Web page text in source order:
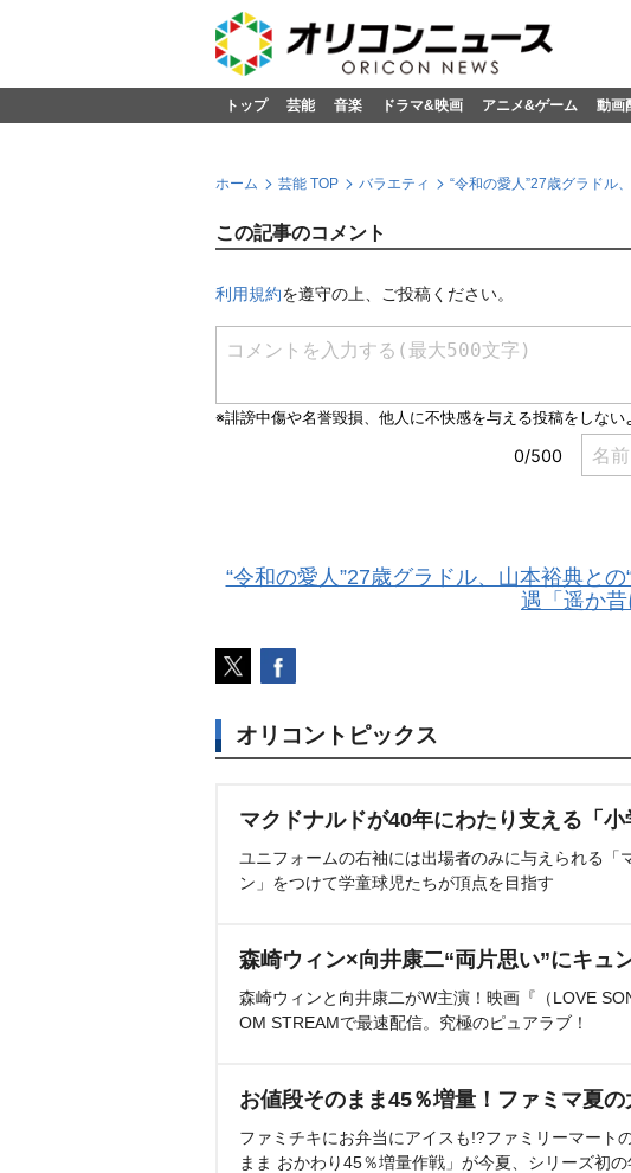
トップ 芸能 音楽 ドラマ&映画 アニメ&ゲーム 動画
ホーム 芸能 TOP バラエティ “令和の愛人”27歳グラドル
この記事のコメント
利用規約を遵守の上、ご投稿ください。
“令和の愛人”27歳グラドル、山本裕典と
遇「遥か昔
オリコントピックス
マクドナルドが40年にわたり支える「小
ユニフォームの右袖には出場者のみに与えられる「
ン」をつけて学童球児たちが頂点を目指す
森崎ウィン×向井康二“両片思い”にキュ
森崎ウィンと向井康二がW主演！映画『（LOVE
OM STREAMで最速配信。究極のピュアラブ！
お値段そのまま45％増量！ファミマ夏
ファミチキにお弁当にアイスも!?ファミリーマート
まま おかわり45％増量作戦」が今夏、シリーズ初の